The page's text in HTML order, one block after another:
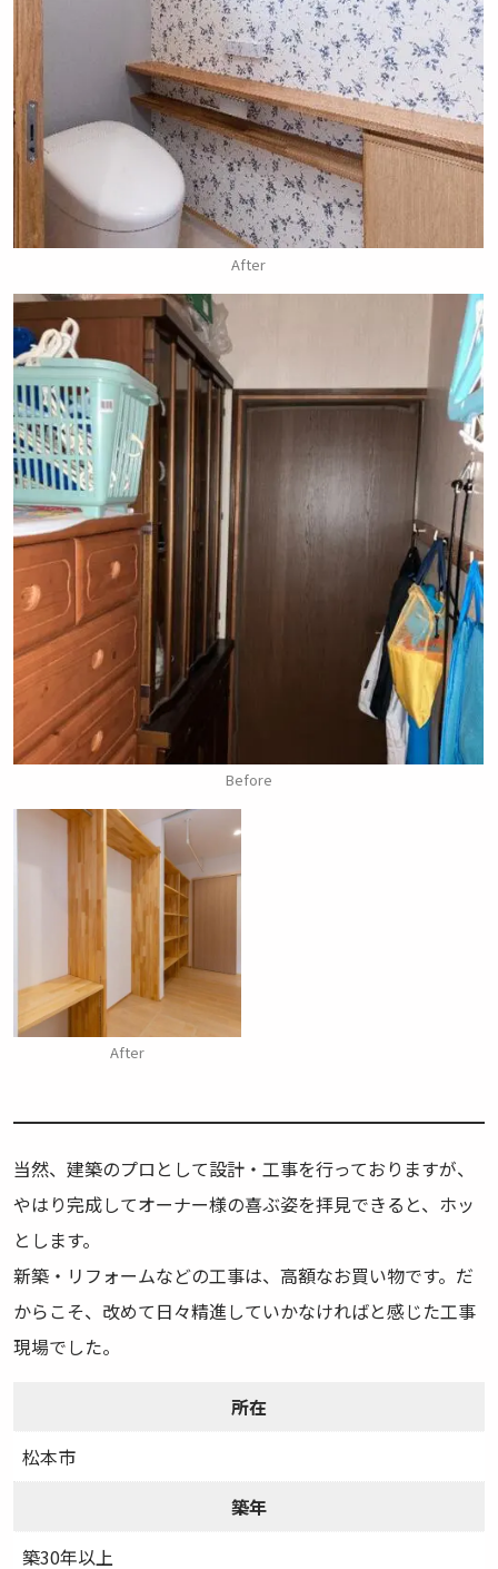
After
Before
After
当然、建築のプロとして設計・工事を行っておりますが、
やはり完成してオーナー様の喜ぶ姿を拝見できると、ホッ
とします。
新築・リフォームなどの工事は、高額なお買い物です。だ
からこそ、改めて日々精進していかなければと感じた工事
現場でした。
所在
松本市
築年
築30年以上